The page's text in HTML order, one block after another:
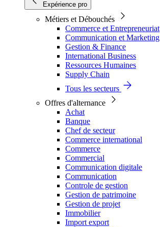
Expérience pro
Métiers et Débouchés
Commerce et Entrepreneuriat
Communication et Marketing
Gestion & Finance
International Business
Ressources Humaines
Supply Chain
Tous les secteurs
Offres d'alternance
Achat
Banque
Chef de secteur
Commerce international
Commerce
Commercial
Communication digitale
Communication
Controle de gestion
Gestion de patrimoine
Gestion de projet
Immobilier
Import export